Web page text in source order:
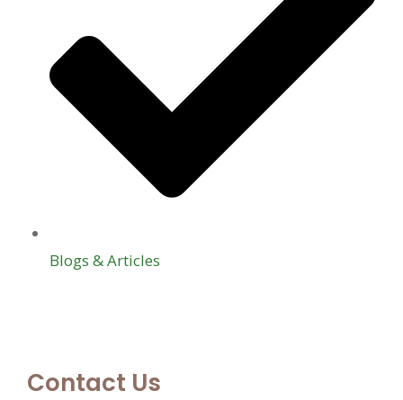
Blogs & Articles
Contact Us